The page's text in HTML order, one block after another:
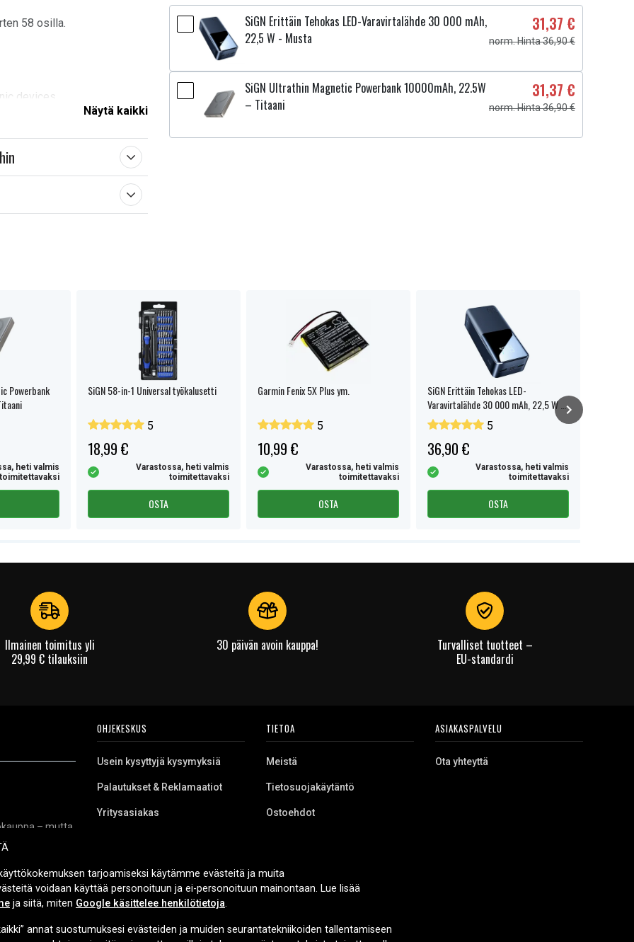
58 osilla.
devices
Näytä kaikki
SiGN Erittäin Tehokas LED-Varavirtalähde 30 000 mAh,
22,5 W - Musta
31,37 €
norm. Hinta 36,90 €
SiGN Ultrathin Magnetic Powerbank 10000mAh, 22.5W
– Titaani
31,37 €
norm. Hinta 36,90 €
Powerbank
heti valmis
toimitettavaksi
SiGN 58-in-1 Universal työkalusetti
5
18,99 €
Varastossa, heti valmis
toimitettavaksi
OSTA
Garmin Fenix 5X Plus ym.
5
10,99 €
Varastossa, heti valmis
toimitettavaksi
OSTA
SiGN Erittäin Tehokas LED-
Varavirtalähde 30 000 mAh, 22,5 W -
Musta
5
36,90 €
Varastossa, heti valmis
toimitettavaksi
OSTA
Ilmainen toimitus yli
29,99 € tilauksiin
30 päivän avoin kauppa!
Turvalliset tuotteet –
EU-standardi
– mutta
varaosia
sekä
OHJEKESKUS
Usein kysyttyjä kysymyksiä
Palautukset & Reklamaatiot
Yritysasiakas
TIETOA
Meistä
Tietosuojakäytäntö
Ostoehdot
ASIAKASPALVELU
Ota yhteyttä
TOIMITUSVAIHTOEHDOT
tarjoamiseksi käytämme evästeitä ja muita
voidaan käyttää personoituun ja ei-personoituun mainontaan. Lue lisää
ja siitä, miten Google käsittelee henkilötietoja.
annat suostumuksesi evästeiden ja muiden seurantatekniikoiden tallentamiseen